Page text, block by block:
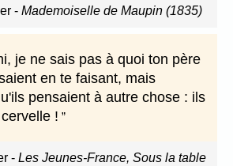
- Mademoiselle de Maupin (1835)
je ne sais pas à quoi ton père
en te faisant, mais
pensaient à autre chose : ils
!
- Les Jeunes-France, Sous la table